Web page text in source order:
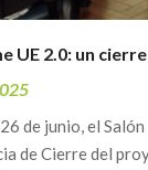
UE 2.0: un
de junio, el
de Cierre del